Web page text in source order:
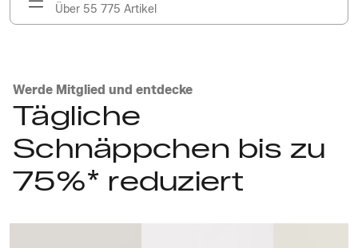
Über 55 775 Artikel
Werde Mitglied und entdecke
Tägliche
Schnäppchen bis zu
75%* reduziert